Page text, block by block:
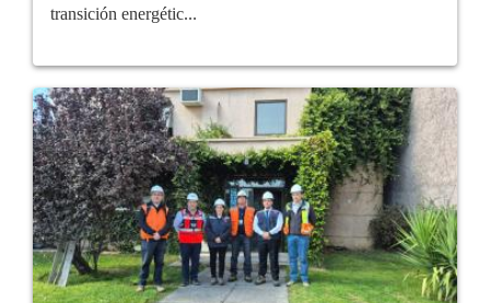
transición energétic...